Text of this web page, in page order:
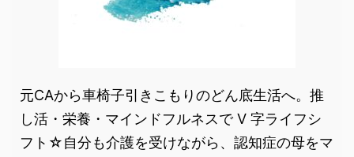
元CAから車椅子引きこもりのどん底生活へ。推
し活・栄養・マインドフルネスで V 字ライフシ
フト☆自分も介護を受けながら、認知症の母をマ